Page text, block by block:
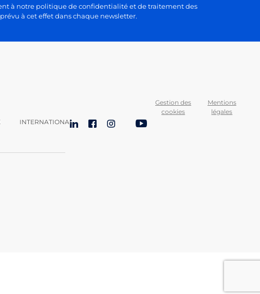
à notre politique de confidentialité et de traitement des
à cet effet dans chaque newsletter.
INTERNATIONAL LinkedInFacebook
Instagram
BlueskyYouTube
Gestion des
cookies
Mentions
légales